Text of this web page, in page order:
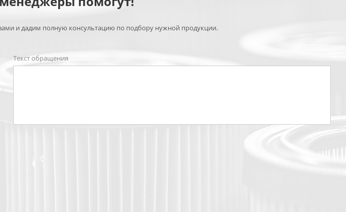
и дадим полную консультацию по подбору нужной продукции.
Текст обращения